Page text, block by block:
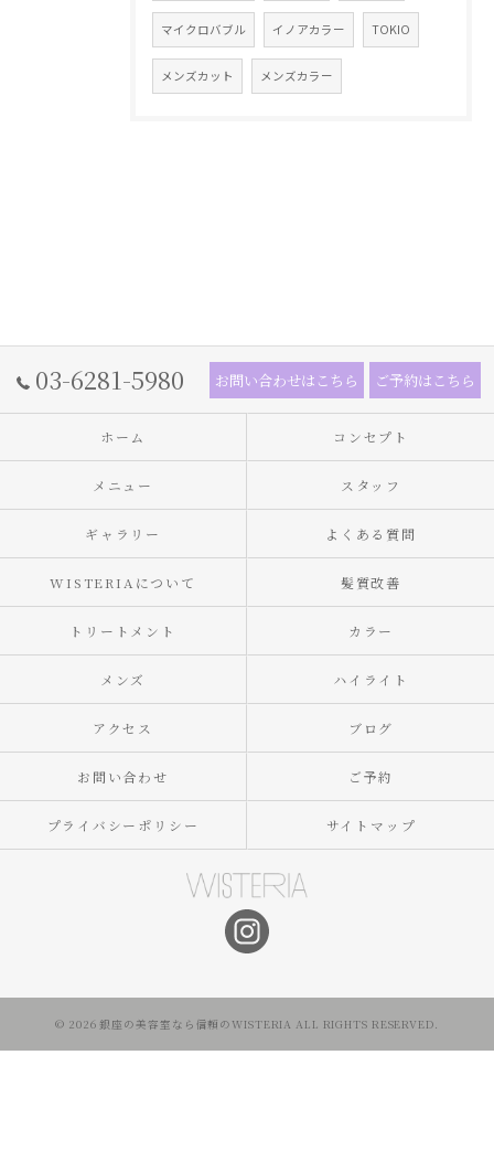
マイクロバブル イノアカラー TOKIO
メンズカット メンズカラー
03-6281-5980 お問い合わせはこちら ご予約はこちら
ホーム コンセプト
メニュー スタッフ
ギャラリー よくある質問
WISTERIAについて 髪質改善
トリートメント カラー
メンズ ハイライト
アクセス ブログ
お問い合わせ ご予約
プライバシーポリシー サイトマップ
© 2026 銀座の美容室なら信頼のWISTERIA ALL RIGHTS RESERVED.